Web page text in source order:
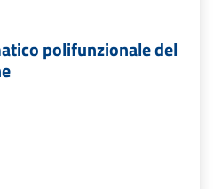
polifunzionale del